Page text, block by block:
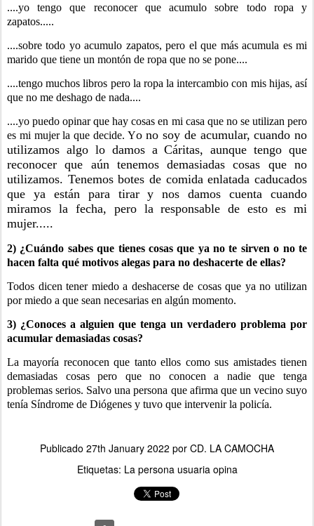
....yo tengo que reconocer que acumulo sobre todo ropa y
zapatos.....
....sobre todo yo acumulo zapatos, pero el que más acumula es mi
marido que tiene un montón de ropa que no se pone....
....tengo muchos libros pero la ropa la intercambio con mis hijas, así
que no me deshago de nada....
....yo puedo opinar que hay cosas en mi casa que no se utilizan pero
es mi mujer la que decide. Yo no soy de acumular, cuando no
utilizamos algo lo damos a Cáritas, aunque tengo que
reconocer que aún tenemos demasiadas cosas que no
utilizamos. Tenemos botes de comida enlatada caducados
que ya están para tirar y nos damos cuenta cuando
miramos la fecha, pero la responsable de esto es mi
mujer.....
2) ¿Cuándo sabes que tienes cosas que ya no te sirven o no te
hacen falta qué motivos alegas para no deshacerte de ellas?
Todos dicen tener miedo a deshacerse de cosas que ya no utilizan
por miedo a que sean necesarias en algún momento.
3) ¿Conoces a alguien que tenga un verdadero problema por
acumular demasiadas cosas?
La mayoría reconocen que tanto ellos como sus amistades tienen
demasiadas cosas pero que no conocen a nadie que tenga
problemas serios. Salvo una persona que afirma que un vecino suyo
tenía Síndrome de Diógenes y tuvo que intervenir la policía.
Publicado 27th January 2022 por CD. LA CAMOCHA
Etiquetas: La persona usuaria opina